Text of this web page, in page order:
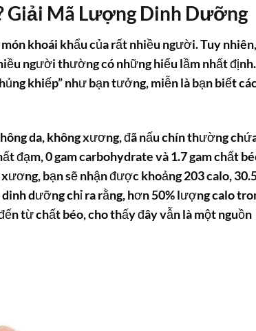
Giải Mã Lượng Dinh Dưỡng
khoái khẩu của rất nhiều người. Tuy nhiên,
người thường có những hiểu lầm nhất định.
khiếp” như bạn tưởng, miễn là bạn biết
da, không xương, đã nấu chín thường
đạm, 0 gam carbohydrate và 1.7 gam chất
bạn sẽ nhận được khoảng 203 calo,
dưỡng chỉ ra rằng, hơn 50% lượng calo
từ chất béo, cho thấy đây vẫn là một nguồn